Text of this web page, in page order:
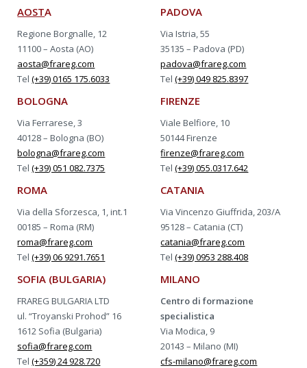
AOSTA
Regione Borgnalle, 12
11100 – Aosta (AO)
aosta@frareg.com
Tel(+39) 0165 175.6033
PADOVA
Via Istria, 55
35135 – Padova (PD)
padova@frareg.com
Tel(+39) 049 825.8397
BOLOGNA
Via Ferrarese, 3
40128 – Bologna (BO)
bologna@frareg.com
Tel(+39) 051 082.7375
FIRENZE
Viale Belfiore, 10
50144 Firenze
firenze@frareg.com
Tel(+39) 055.0317.642
ROMA
Via della Sforzesca, 1, int.1
00185 – Roma (RM)
roma@frareg.com
Tel(+39) 06 9291.7651
CATANIA
Via Vincenzo Giuffrida, 203/A
95128 – Catania (CT)
catania@frareg.com
Tel(+39) 0953 288.408
SOFIA (BULGARIA)
FRAREG BULGARIA LTD
ul. “Troyanski Prohod” 16
1612 Sofia (Bulgaria)
sofia@frareg.com
Tel(+359) 24 928.720
MILANO
Centro di formazione
specialistica
Via Modica, 9
20143 – Milano (MI)
cfs-milano@frareg.com